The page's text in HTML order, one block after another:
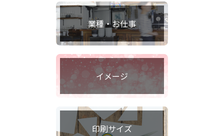
業種・お仕事
イメージ
印刷サイズ